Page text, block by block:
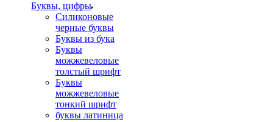
Буквы, цифры
Силиконовые
черные буквы
Буквы из бука
Буквы
можжевеловые
толстый шрифт
Буквы
можжевеловые
тонкий шрифт
буквы латиница